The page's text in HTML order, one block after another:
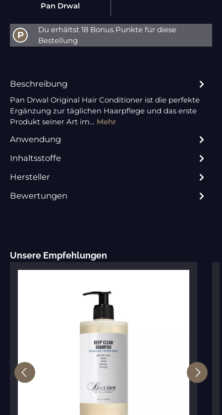
Pan Drwal
P
Du erhältst 18 Bonus Punkte für diese
Bestellung
Beschreibung
Pan Drwal Original Hair Conditioner ist die perfekte
Ergänzung zur täglichen Haarpflege und das erste
Produkt seiner Art im… Mehr
Anwendung
Inhaltsstoffe
Hersteller
Bewertungen
Produktgalerie überspringen
Unsere Empfehlungen